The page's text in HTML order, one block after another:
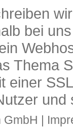
bei
Thema
einer
und
|